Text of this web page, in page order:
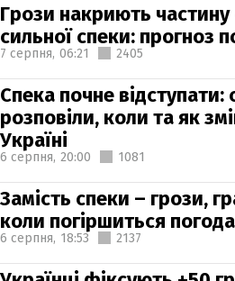
Грози накриють частину
сильної спеки: прогноз
7 серпня, 06:21 2405
Спека почне відступати:
розповіли, коли та як
Україні
6 серпня, 20:00 1081
Замість спеки – грози,
коли погіршиться погода
6 серпня, 18:53 2137